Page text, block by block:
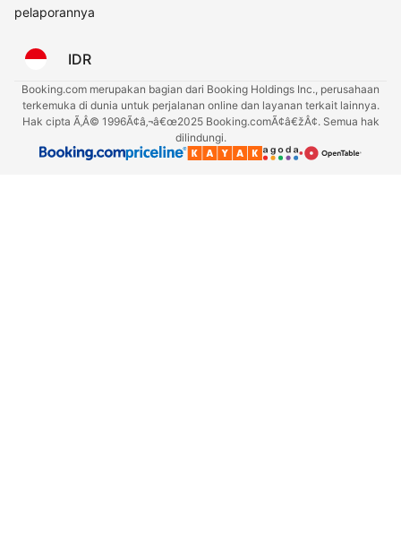
pelaporannya
IDR
Booking.com merupakan bagian dari Booking Holdings Inc., perusahaan
terkemuka di dunia untuk perjalanan online dan layanan terkait lainnya.
Hak cipta Ã‚Â© 1996Ã¢â‚¬â€œ2025 Booking.comÃ¢â€žÂ¢. Semua hak
dilindungi.